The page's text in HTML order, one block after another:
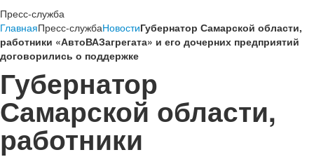
Пресс-служба
ГлавнаяПресс-службаНовостиГубернатор Самарской области,
работники «АвтоВАЗагрегата» и его дочерних предприятий
договорились о поддержке
Губернатор
Самарской области,
работники